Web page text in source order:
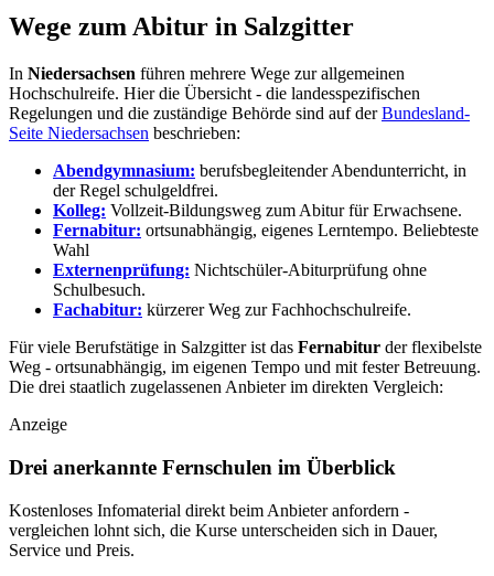
Wege zum Abitur in Salzgitter
In Niedersachsen führen mehrere Wege zur allgemeinen
Hochschulreife. Hier die Übersicht - die landesspezifischen
Regelungen und die zuständige Behörde sind auf derBundesland-
Seite Niedersachsen beschrieben:
Abendgymnasium: berufsbegleitender Abendunterricht, in
der Regel schulgeldfrei.
Kolleg: Vollzeit-Bildungsweg zum Abitur für Erwachsene.
Fernabitur: ortsunabhängig, eigenes Lerntempo. Beliebteste
Wahl
Externenprüfung: Nichtschüler-Abiturprüfung ohne
Schulbesuch.
Fachabitur: kürzerer Weg zur Fachhochschulreife.
Für viele Berufstätige in Salzgitter ist das Fernabitur der flexibelste
Weg - ortsunabhängig, im eigenen Tempo und mit fester Betreuung.
Die drei staatlich zugelassenen Anbieter im direkten Vergleich:
Anzeige
Drei anerkannte Fernschulen im Überblick
Kostenloses Infomaterial direkt beim Anbieter anfordern -
vergleichen lohnt sich, die Kurse unterscheiden sich in Dauer,
Service und Preis.